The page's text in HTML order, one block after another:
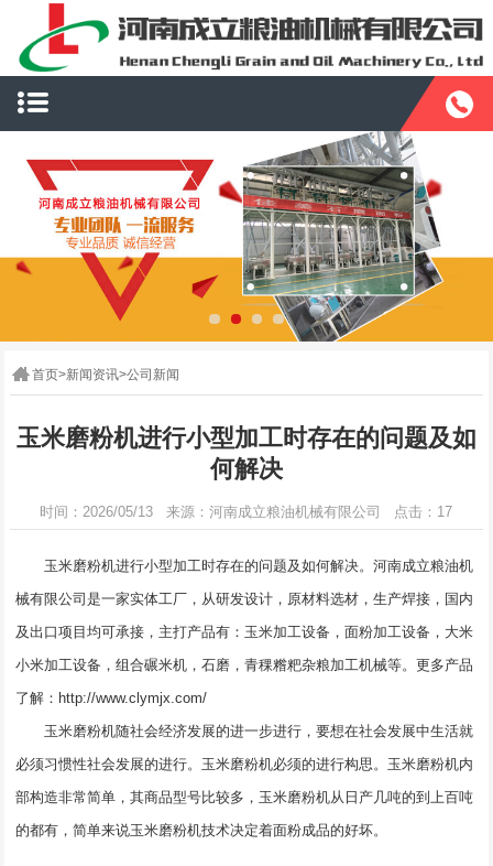
首页>新闻资讯>公司新闻
玉米磨粉机进行小型加工时存在的问题及如
何解决
时间：2026/05/13 来源：河南成立粮油机械有限公司 点击：17
玉米磨粉机进行小型加工时存在的问题及如何解决。河南成立粮油机
械有限公司是一家实体工厂，从研发设计，原材料选材，生产焊接，国内
及出口项目均可承接，主打产品有：玉米加工设备，面粉加工设备，大米
小米加工设备，组合碾米机，石磨，青稞糌粑杂粮加工机械等。更多产品
了解： http://www.clymjx.com/
玉米磨粉机随社会经济发展的进一步进行，要想在社会发展中生活就
必须习惯性社会发展的进行。玉米磨粉机必须的进行构思。玉米磨粉机内
部构造非常简单，其商品型号比较多，玉米磨粉机从日产几吨的到上百吨
的都有，简单来说玉米磨粉机技术决定着面粉成品的好坏。